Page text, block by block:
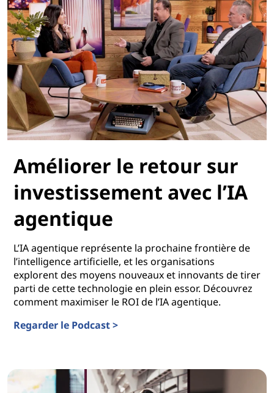
Améliorer le retour sur
investissement avec l’IA
agentique
L’IA agentique représente la prochaine frontière de
l’intelligence artificielle, et les organisations
explorent des moyens nouveaux et innovants de tirer
parti de cette technologie en plein essor. Découvrez
comment maximiser le ROI de l’IA agentique.
Regarder le Podcast >